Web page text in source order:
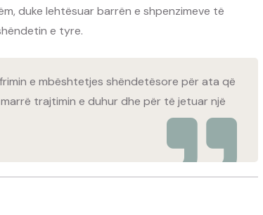
duke lehtësuar barrën e shpenzimeve të
e tyre.
e mbështetjes shëndetësore për ata që
trajtimin e duhur dhe për të jetuar një